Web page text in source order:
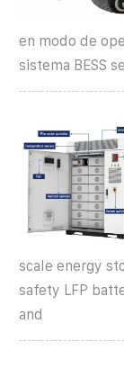
en modo de
sistema BESS
scale energy
safety LFP
and